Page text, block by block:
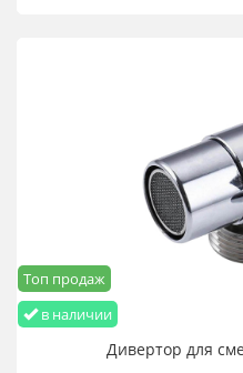
в наличии
Топ продаж
Дивертор для